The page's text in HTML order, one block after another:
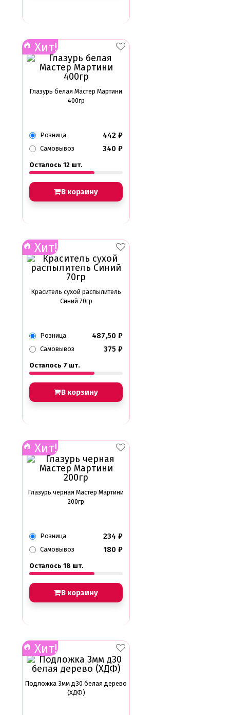
Хит!
Глазурь белая Мастер Мартини
400гр
Розница 442 ₽
Самовывоз 340 ₽
Осталось 12 шт.
В корзину
Хит!
Краситель сухой распылитель
Синий 70гр
Розница 487,50 ₽
Самовывоз 375 ₽
Осталось 7 шт.
В корзину
Хит!
Глазурь черная Мастер Мартини
200гр
Розница 234 ₽
Самовывоз 180 ₽
Осталось 18 шт.
В корзину
Хит!
Подложка 3мм д30 белая дерево
(ХДФ)